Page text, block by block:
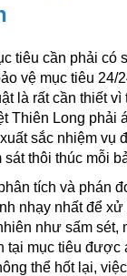
tiêu cần phải có
vệ mục tiêu 24/
là rất cần thiết vì
Thiên Long phải
sắc nhiệm vụ
sát thôi thúc mỗi
tích và phán
nhạy nhất để
như sấm sét,
tại mục tiêu được
thể hốt lại,